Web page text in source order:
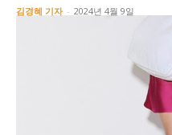
김경혜 기자 - 2024년 4월 9일